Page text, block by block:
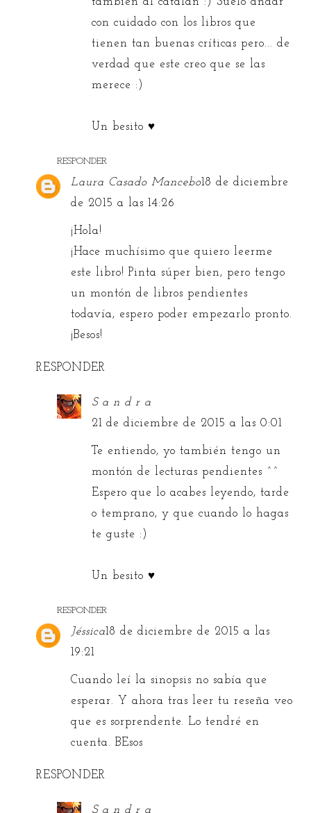
con cuidado con los libros que
tienen tan buenas críticas pero... de
verdad que este creo que se las
merece :)
Un besito ♥
RESPONDER
Laura Casado Mancebo18 de diciembre
de 2015 a las 14:26
¡Hola!
¡Hace muchísimo que quiero leerme
este libro! Pinta súper bien, pero tengo
un montón de libros pendientes
todavía, espero poder empezarlo pronto.
¡Besos!
RESPONDER
S a n d r a
21 de diciembre de 2015 a las 0:01
Te entiendo, yo también tengo un
montón de lecturas pendientes ^^
Espero que lo acabes leyendo, tarde
o temprano, y que cuando lo hagas
te guste :)
Un besito ♥
RESPONDER
Jéssica18 de diciembre de 2015 a las
19:21
Cuando leí la sinopsis no sabía que
esperar. Y ahora tras leer tu reseña veo
que es sorprendente. Lo tendré en
cuenta. BEsos
RESPONDER
S a n d r a